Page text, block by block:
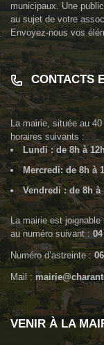
municipaux. Une
au sujet de votre
Envoyez-nous vos
CONTACTS
La mairie, située au 40
horaires suivants :
Lundi : de 8h à
Mercredi: de 8h à
Vendredi : de 8h à
La mairie est
au numéro suivant :
Numéro d’astreinte :
Mail :
VENIR À LA